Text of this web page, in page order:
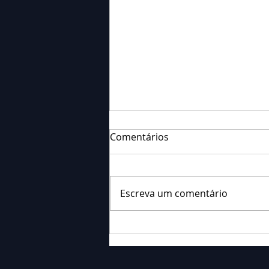
Barauce Schon
Comentários
Escreva um comentário